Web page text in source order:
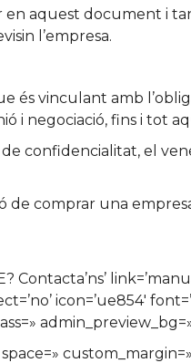
aquest document i
l’empresa.
és vinculant amb
i negociació, fins i tot
confidencialitat, el
de comprar una
Contacta’ns’
icon=’ue854′